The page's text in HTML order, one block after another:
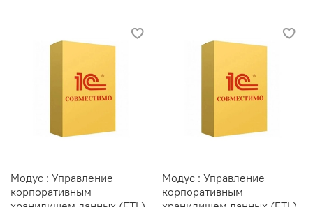
Модус : Управление
корпоративным
Модус : Управление
корпоративным